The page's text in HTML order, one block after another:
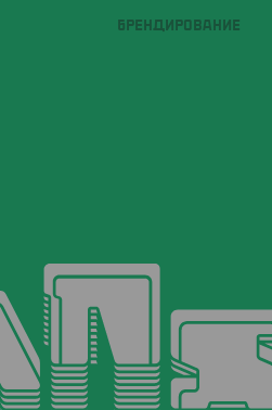
БРЕНДИРОВАНИЕ